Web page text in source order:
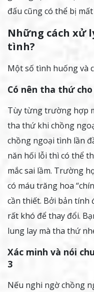
đấu cũng có thể bị
Những cách xử
tình?
Một số tình huống và
Có nên tha thứ
Tùy từng trường hợp
tha thứ khi chồng
chồng ngoại tình lần
năn hối lỗi thì có thể
mắc sai lầm. Trường
có máu trăng hoa
cần thiết. Bởi bản tính
rất khó để thay đổi.
lung lay mà tha thứ
Xác minh và nói
3
Nếu nghi ngờ chồng